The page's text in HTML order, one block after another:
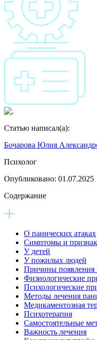
Статью написал(а):
Бочарова Юлия
Психолог
Опубликовано: 01.07.2025
Содержание
О панических атаках
Симптомы и
У детей
У пожилых людей
Причины
Физиологические
Психологические
Методы лечения
Медикаментозная
Психотерапия
Самостоятельные
Важность лечения